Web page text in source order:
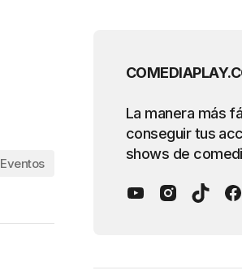
Eventos
La manera más
conseguir tus
shows de